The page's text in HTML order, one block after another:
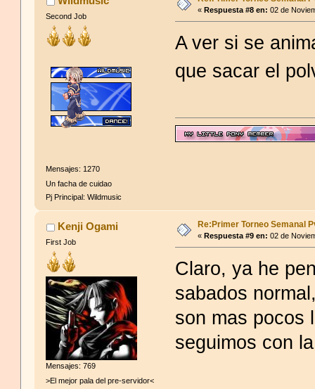
Second Job
Mensajes: 1270
Un facha de cuidao
Pj Principal: Wildmusic
«Respuesta #8 en: 02 de
A ver si se
que sacar el
Kenji Ogami
First Job
Mensajes: 769
>El mejor pala del pre-servidor<
Re:Primer Torneo Semanal
«Respuesta #9 en: 02 de
Claro, ya he
sabados
son mas pocos
seguimos con